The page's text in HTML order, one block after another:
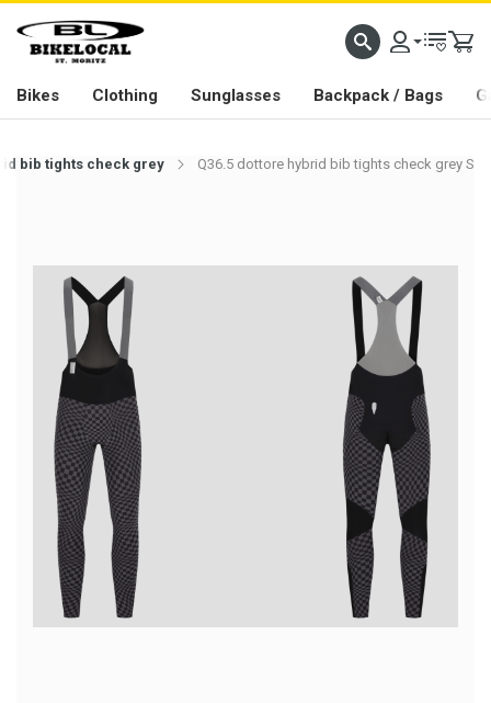
PASSION IN ALL WE DO
Bikes Clothing Sunglasses Backpack / Bags
bib tights check grey Q36.5 dottore hybrid bib tights check grey S